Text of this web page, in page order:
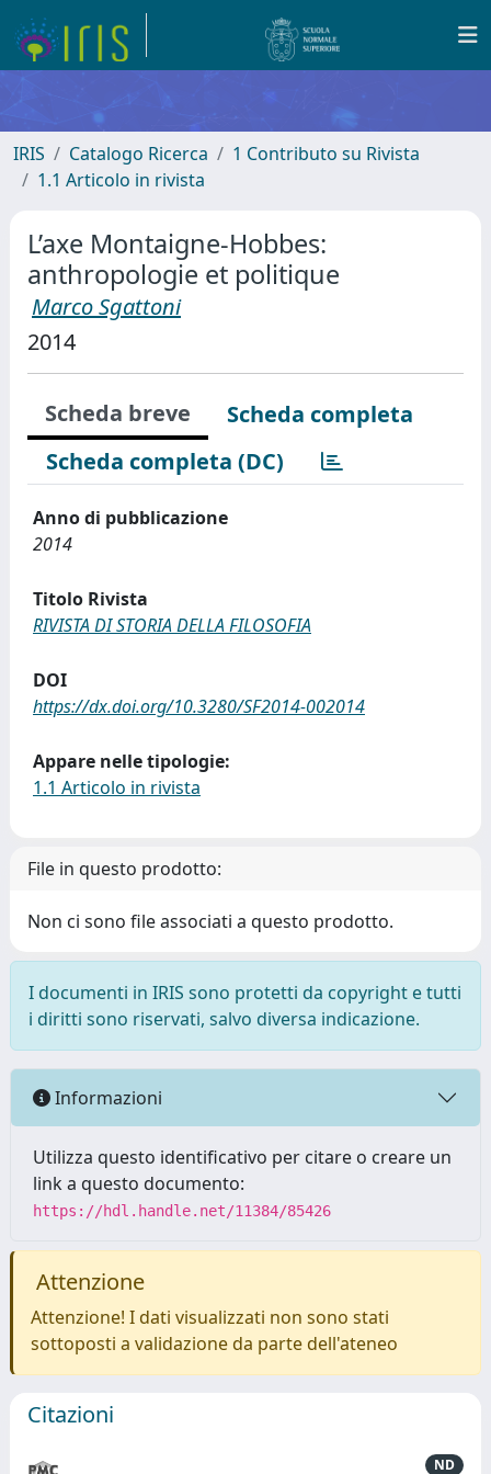
IRIS Catalogo Ricerca
1 Contributo su Rivista
1.1 Articolo in rivista
L’axe Montaigne-Hobbes:
anthropologie et politique
Marco Sgattoni
2014
Scheda breve
Scheda completa
Scheda completa (DC)
Anno di pubblicazione
2014
Titolo Rivista
RIVISTA DI STORIA DELLA FILOSOFIA
DOI
https://dx.doi.org/10.3280/SF2014-002014
Appare nelle tipologie:
1.1 Articolo in rivista
File in questo prodotto:
Non ci sono file associati a questo prodotto.
I documenti in IRIS sono protetti da copyright e tutti
i diritti sono riservati, salvo diversa indicazione.
Informazioni
Utilizza questo identificativo per citare o creare un
link a questo documento:
https://hdl.handle.net/11384/85426
Attenzione
Attenzione! I dati visualizzati non sono stati
sottoposti a validazione da parte dell'ateneo
Citazioni
ND